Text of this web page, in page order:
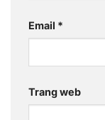
Email *
Trang web